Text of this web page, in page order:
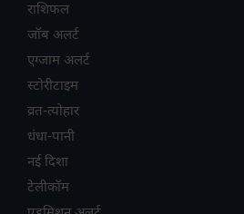
राशिफल
जॉब अलर्ट
एग्जाम अलर्ट
स्टोरीटाइम
व्रत-त्योहार
धंधा-पानी
नई दिशा
टेलीकॉम